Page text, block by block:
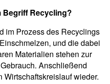
Begriff Recycling?
im Prozess des Recyclings
und die dabei
Materialien stehen zur
Anschließend
Wirtschaftskreislauf wieder.